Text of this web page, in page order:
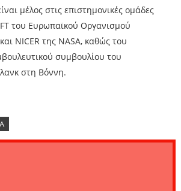
μέλος στις επιστημονικές ομάδες
του Ευρωπαϊκού Οργανισμού
NICER της NASA, καθώς του
συμβουλίου του
στη Βόννη.